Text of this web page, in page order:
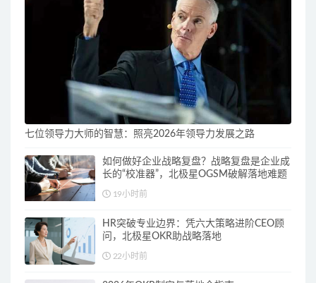
七位领导力大师的智慧：照亮2026年领导力发展之路
如何做好企业战略复盘？战略复盘是企业成
长的“校准器”，北极星OGSM破解落地难题
19小时前
HR突破专业边界：凭六大策略进阶CEO顾
问，北极星OKR助战略落地
22小时前